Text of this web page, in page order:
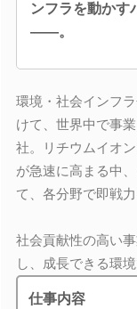
ンフラを動かす
――。
環境・社会インフ
けて、世界中で事
社。リチウムイオ
が急速に高まる中
て、各分野で即戦
社会貢献性の高い
し、成長できる環
仕事内容